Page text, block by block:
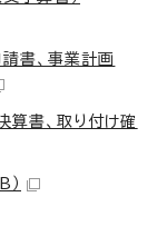
書、事業計画
算書、取り付け確